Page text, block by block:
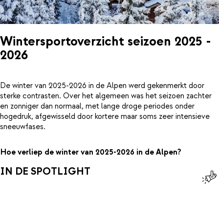
Wintersportoverzicht seizoen 2025 -
2026
De winter van 2025-2026 in de Alpen werd gekenmerkt door
sterke contrasten. Over het algemeen was het seizoen zachter
en zonniger dan normaal, met lange droge periodes onder
hogedruk, afgewisseld door kortere maar soms zeer intensieve
sneeuwfases.
Hoe verliep de winter van 2025-2026 in de Alpen?
IN DE SPOTLIGHT